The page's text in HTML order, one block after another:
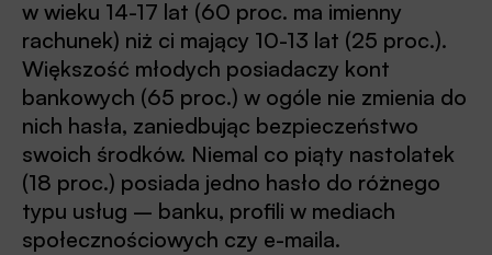
w wieku 14-17 lat (60 proc. ma imienny
rachunek) niż ci mający 10-13 lat (25 proc.).
Większość młodych posiadaczy kont
bankowych (65 proc.) w ogóle nie zmienia do
nich hasła, zaniedbując bezpieczeństwo
swoich środków. Niemal co piąty nastolatek
(18 proc.) posiada jedno hasło do różnego
typu usług – banku, profili w mediach
społecznościowych czy e-maila.